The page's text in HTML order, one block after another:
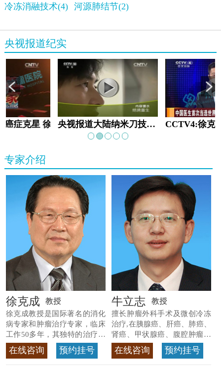
冷冻消融技术(4)
河源肺结节(2)
央视报道纪实
癌症克星 徐克成 央视报道大陆纳米刀技术手术：绝境重生
专家介绍
徐克成 教授
徐克成教授是国际著名的消化
病专家和肿瘤治疗专家，临床
工作50多年，其独特的治疗方
法>>查看专家详情
在线咨询 预约挂号
牛立志 教授
擅长肿瘤外科手术及微创冷冻
治疗,在胰腺癌、肝癌、肺癌、
肾癌、甲状腺癌、腹腔肿瘤等
>>查看专家详情
在线咨询 预约挂号